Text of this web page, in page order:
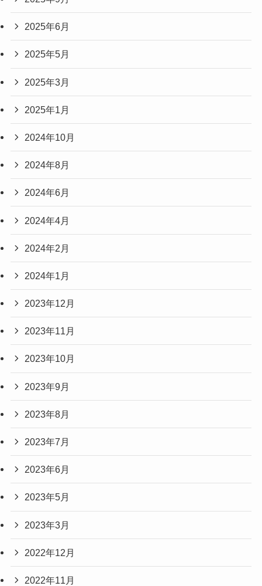
2025年6月
2025年5月
2025年3月
2025年1月
2024年10月
2024年8月
2024年6月
2024年4月
2024年2月
2024年1月
2023年12月
2023年11月
2023年10月
2023年9月
2023年8月
2023年7月
2023年6月
2023年5月
2023年3月
2022年12月
2022年11月